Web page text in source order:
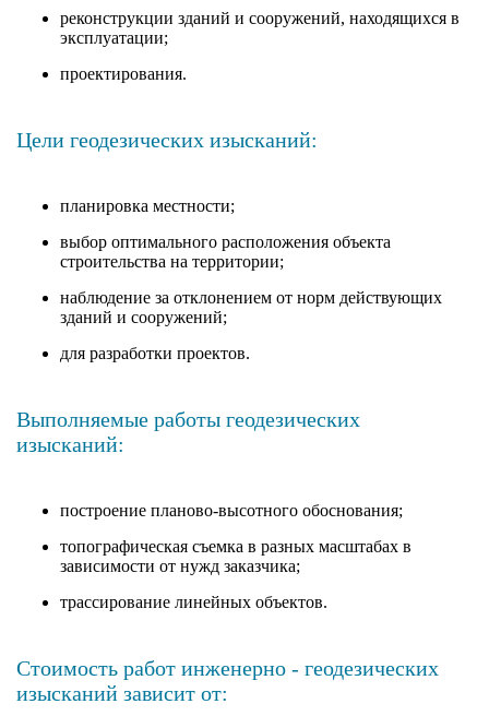
реконструкции зданий и сооружений, находящихся в
эксплуатации;
проектирования.
Цели геодезических изысканий:
планировка местности;
выбор оптимального расположения объекта
строительства на территории;
наблюдение за отклонением от норм действующих
зданий и сооружений;
для разработки проектов.
Выполняемые работы геодезических
изысканий:
построение планово-высотного обоснования;
топографическая съемка в разных масштабах в
зависимости от нужд заказчика;
трассирование линейных объектов.
Стоимость работ инженерно - геодезических
изысканий зависит от: